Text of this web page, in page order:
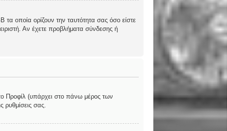
οποία ορίζουν την ταυτότητα σας όσο είστε
Αν έχετε προβλήματα σύνδεσης ή
Προφίλ (υπάρχει στο πάνω μέρος των
ρυθμίσεις σας.